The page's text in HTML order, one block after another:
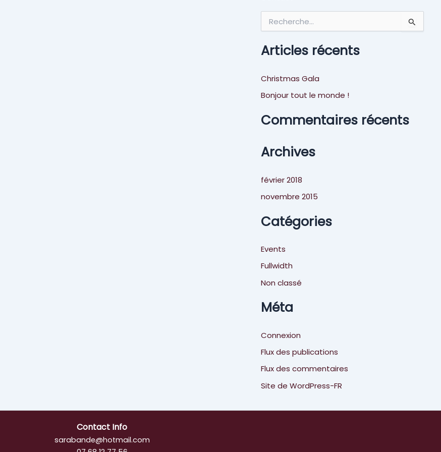
h
e
c
e
Articles récents
Christmas Gala
Bonjour tout le monde !
Commentaires récents
Archives
février 2018
novembre 2015
Catégories
Events
Fullwidth
Non classé
Méta
Connexion
Flux des publications
Flux des commentaires
Site de WordPress-FR
Contact Info
sarabande@hotmail.com